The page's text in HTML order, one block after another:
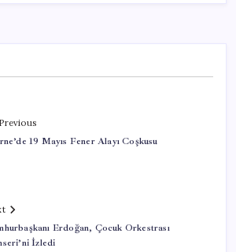
Previous
19 Mayıs Fener Alayı Coşkusu
Erdoğan, Çocuk Orkestrası
İzledi